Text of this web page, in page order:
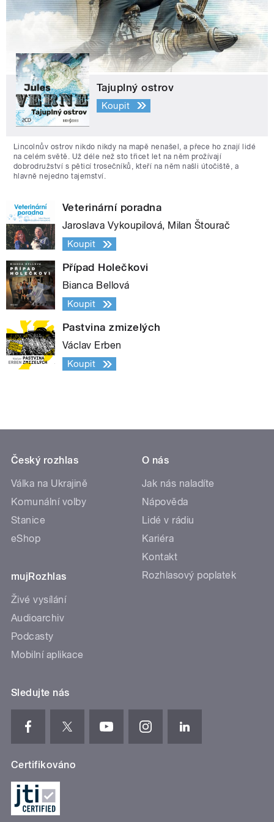
Tajuplný ostrov
Koupit
Lincolnův ostrov nikdo nikdy na mapě nenašel, a přece ho znají lidé
na celém světě. Už déle než sto třicet let na něm prožívají
dobrodružství s pěticí trosečníků, kteří na něm našli útočiště, a
hlavně nejedno tajemství.
Veterinární poradna
Jaroslava Vykoupilová, Milan Štourač
Koupit
Případ Holečkovi
Bianca Bellová
Koupit
Pastvina zmizelých
Václav Erben
Koupit
Český rozhlas
Válka na Ukrajině
Komunální volby
Stanice
eShop
mujRozhlas
Živé vysílání
Audioarchiv
Podcasty
Mobilní aplikace
O nás
Jak nás naladíte
Nápověda
Lidé v rádiu
Kariéra
Kontakt
Rozhlasový poplatek
Sledujte nás
Certifikováno